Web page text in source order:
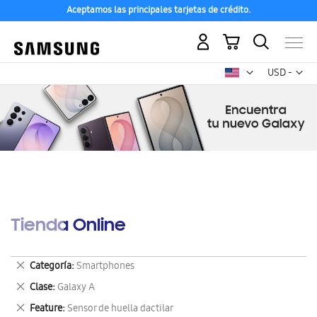
Aceptamos las principales tarjetas de crédito.
USD -
dólar
Mi carrito
Tienda Online
Categoría Smartphones
Eliminar
este
artículo
Clase Galaxy A
Eliminar
este
Feature Sensor de huella dactilar
Eliminar